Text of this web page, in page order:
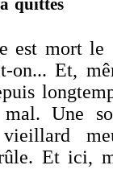
quittés
est mort le
on... Et,
Une
Et ici,